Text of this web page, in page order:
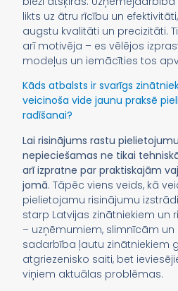
likts uz ātru rīcību un
augstu kvalitāti un precizitāti.
arī motivēja – es vēlējos
modeļus un iemācīties tos
Kāds atbalsts ir svarīgs
veicinoša vide jaunu praksē
radīšanai?
Lai risinājums rastu
nepieciešamas ne tikai
arī izpratne par praktiskajām
jomā. Tāpēc viens veids, kā
pielietojamu risinājumu
starp Latvijas zinātniekiem un
– uzņēmumiem, slimnīcām
sadarbība ļautu zinātniekiem
atgriezenisko saiti, bet
viņiem aktuālas problēmas.